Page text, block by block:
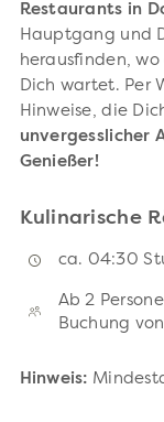
Restaurants in
Hauptgang und
herausfinden,
Dich wartet. Per
Hinweise, die
unvergesslicher
Genießer!
Kulinarische
ca. 04:30
Ab 2
Buchung
Hinweis: